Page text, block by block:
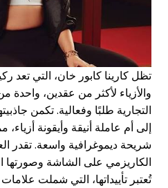
تظل كارينا كابور خان، التي تعد
والأزياء لأكثر من عقدين، واحدة
التجارية طلبًا وفعالية. تكمن
إلى أم عاملة أنيقة وأيقونة
شريحة ديموغرافية واسعة. تقدر
الكاريزمي على الشاشة وصورتها